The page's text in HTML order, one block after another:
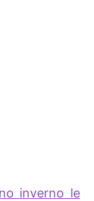
inverno le